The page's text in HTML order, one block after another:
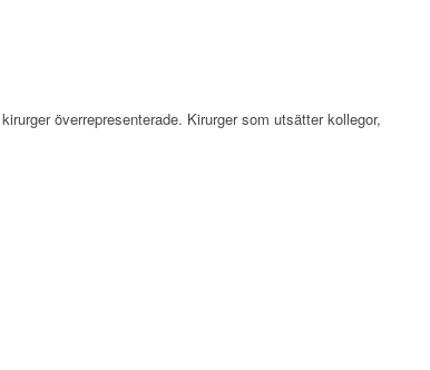
överrepresenterade. Kirurger som utsätter kollegor,